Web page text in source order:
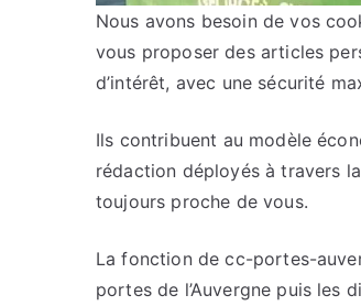
Nous avons besoin de vos
vous proposer des articles
d’intérêt, avec une sécurité
Ils contribuent au modèle
rédaction déployés à travers
toujours proche de vous.
La fonction de cc-portes-
portes de l’Auvergne puis les